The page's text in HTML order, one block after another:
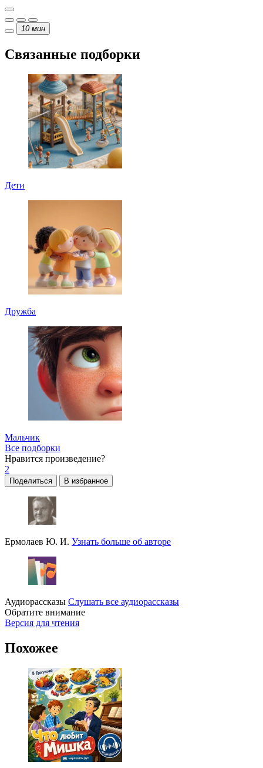
10 мин
Связанные подборки
Дети
Дружба
Мальчик
Все подборки
Нравится произведение?
2
Поделиться В избранное
Ермолаев Ю. И. Узнать больше об авторе
Аудиорассказы Слушать все аудиорассказы
Обратите внимание
Версия для чтения
Похожее